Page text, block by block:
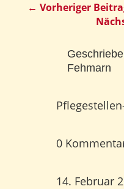
← Vorheriger
Fehmarn
0
14. Februar